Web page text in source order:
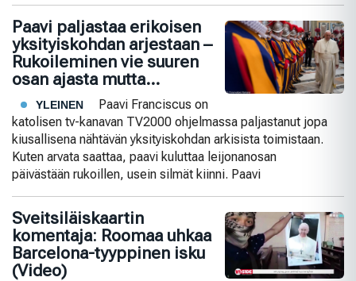
Paavi paljastaa erikoisen
yksityiskohdan arjestaan –
Rukoileminen vie suuren
osan ajasta mutta…
YLEINEN
Paavi Franciscus on
katolisen tv-kanavan TV2000 ohjelmassa paljastanut jopa
kiusallisena nähtävän yksityiskohdan arkisista toimistaan.
Kuten arvata saattaa, paavi kuluttaa leijonanosan
päivästään rukoillen, usein silmät kiinni. Paavi
Sveitsiläiskaartin
komentaja: Roomaa uhkaa
Barcelona-tyyppinen isku
(Video)